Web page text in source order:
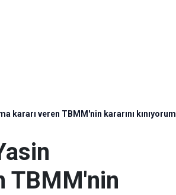
kararı veren TBMM'nin kararını kınıyorum
TBMM'nin